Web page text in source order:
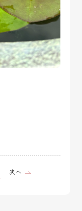
次へ